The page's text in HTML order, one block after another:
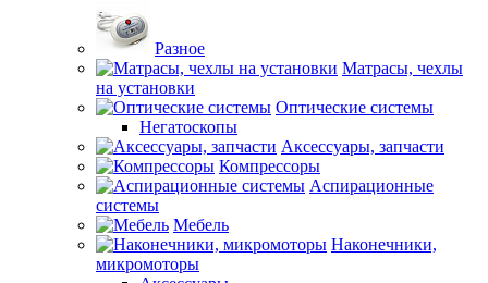
Разное
Матрасы, чехлы
на установки
Оптические системы
Негатоскопы
Аксессуары, запчасти
Компрессоры
Аспирационные
системы
Мебель
Наконечники,
микромоторы